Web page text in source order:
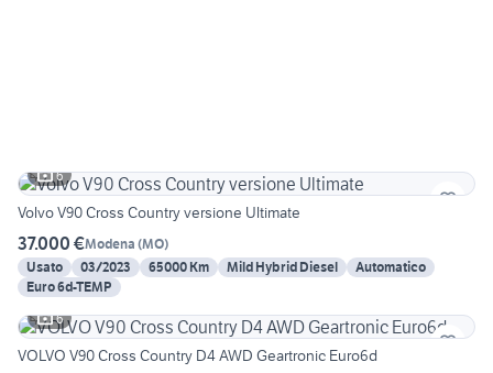
6
Volvo V90 Cross Country versione Ultimate
37.000 €Modena (MO)
Usato
03/2023 65000 Km Mild Hybrid Diesel
Automatico
Euro 6d-TEMP
6
VOLVO V90 Cross Country D4 AWD Geartronic Euro6d